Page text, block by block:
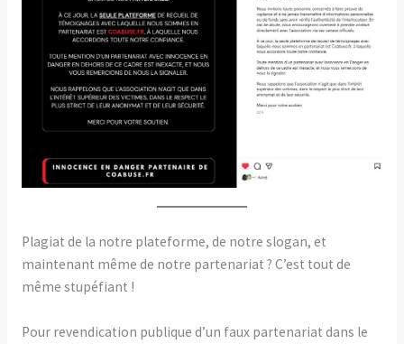
Plagiat de la notre plateforme, de notre slogan, et
maintenant même de notre partenariat ? C’est tout de
même stupéfiant !
Pour revendication publique d’un faux partenariat dans le